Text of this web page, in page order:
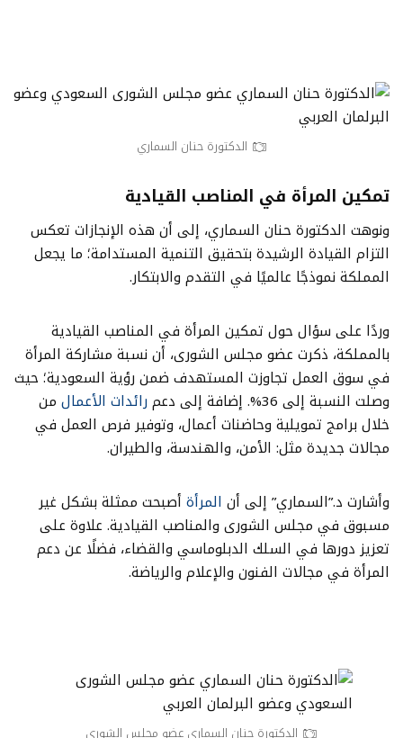
الدكتورة حنان السماري
تمكين المرأة في المناصب القيادية
ونوهت الدكتورة حنان السماري، إلى أن هذه الإنجازات تعكس
التزام القيادة الرشيدة بتحقيق التنمية المستدامة؛ ما يجعل
المملكة نموذجًا عالميًا في التقدم والابتكار.
وردًا على سؤال حول تمكين المرأة في المناصب القيادية
بالمملكة، ذكرت عضو مجلس الشورى، أن نسبة مشاركة المرأة
في سوق العمل تجاوزت المستهدف ضمن رؤية السعودية؛ حيث
وصلت النسبة إلى 36%؜. إضافة إلى دعم
رائدات الأعمال من
خلال برامج تمويلية وحاضنات أعمال، وتوفير فرص العمل في
مجالات جديدة مثل: الأمن، والهندسة، والطيران.
وأشارت د.”السماري” إلى أن المرأة أصبحت ممثلة بشكل غير
مسبوق في مجلس الشورى والمناصب القيادية. علاوة على
تعزيز دورها في السلك الدبلوماسي والقضاء، فضلًا عن دعم
المرأة في مجالات الفنون والإعلام والرياضة.
الدكتورة حنان السماري عضو مجلس الشورى